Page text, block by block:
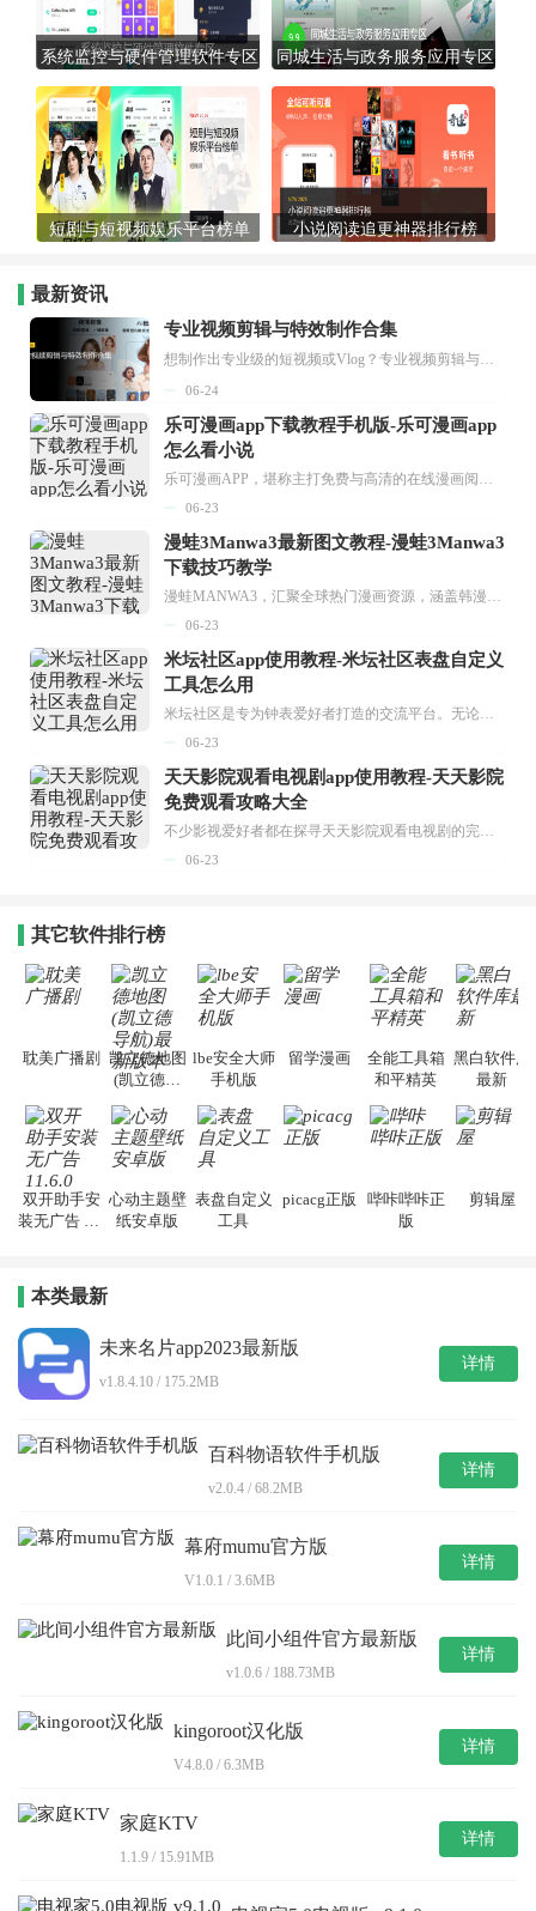
系统监控与硬件管理软件专区 同城生活与政务服务应用专区
短剧与短视频娱乐平台榜单 小说阅读追更神器排行榜
最新资讯
专业视频剪辑与特效制作合集
想制作出专业级的短视频或Vlog？专业视频剪辑与特效制作大全专题为你提供了从剪辑、抠像到特效包装的全套解决方案。无论是添加炫酷的片头、进行精准的视频抠图，还是制...
06-24
乐可漫画app下载教程手机版-乐可漫画app
怎么看小说
乐可漫画APP，堪称主打免费与高清的在线漫画阅读神器。其官方版提供海量完整版漫画资源，无论是国内漫画，还是日漫、韩漫、台漫、美漫等国外漫画，应有尽有，随时供你阅读。只需轻点一下，便能直接进入阅读界面。不仅如此，乐可漫画最新版本更新速度极快，在这里，你总能抢先看到全网一手漫画章节内容！...
06-23
漫蛙3Manwa3最新图文教程-漫蛙3Manwa3
下载技巧教学
漫蛙MANWA3，汇聚全球热门漫画资源，涵盖韩漫、欧美漫画、国漫等多种类型，题材丰富多样，全方位满足用户阅读喜好。它不仅是阅读平台，更是创作平台，为广大用户打造零门槛创作环境。...
06-23
米坛社区app使用教程-米坛社区表盘自定义
工具怎么用
米坛社区是专为钟表爱好者打造的交流平台。无论你是初涉钟表领域的普通爱好者，还是拥有多年收藏经验的资深玩家，都能在此找到属于自己的天地。 无需注册，就能轻松参与其中。通过专业的讨论论坛与丰富的交互功能，你可与世界各地的钟表爱好者畅快交流。若你钟情于钟表，米坛社区无疑是值得一试的理想之选。在这里，你能获取最新的手表资讯，交流见解，提升鉴赏品味，让每一块手表都成为收藏故事中重要的一部分。感兴趣的朋友，不要错过下载机会。...
06-23
天天影院观看电视剧app使用教程-天天影院
免费观看攻略大全
不少影视爱好者都在探寻天天影院观看电视剧的完整方法，结合最新平台使用规则，本篇新手入门攻略全面讲解观看渠道、检索流程、播放设置以及画面模式调整等实用内容。全文适配手机、电脑等主流设备，步骤简洁易懂，无论是初次使用的新手，还是想要优化观影体验的用户，都能参照内容快速上手，熟练掌握平台各项操作技巧，轻松畅享影视内容。...
06-23
其它软件排行榜
耽美广播剧
凯立德地图
(凯立德导
lbe安全大师
手机版
留学漫画
全能工具箱
和平精英
黑白软件库
最新
双开助手安
装无广告 11.
心动主题壁
纸安卓版
表盘自定义
工具
picacg正版
哔咔哔咔正
版
剪辑屋
本类最新
未来名片app2023最新版
v1.8.4.10 / 175.2MB
详情
百科物语软件手机版
v2.0.4 / 68.2MB
详情
幕府mumu官方版
V1.0.1 / 3.6MB
详情
此间小组件官方最新版
v1.0.6 / 188.73MB
详情
kingoroot汉化版
V4.8.0 / 6.3MB
详情
家庭KTV
1.1.9 / 15.91MB
详情